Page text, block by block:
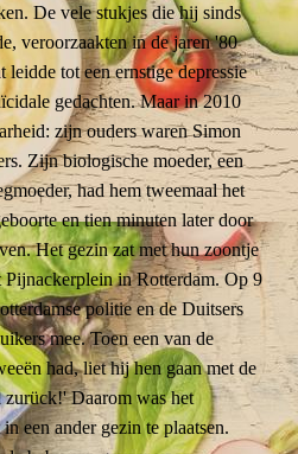
De vele stukjes die hij sinds
veroorzaakten in de jaren '80
tot een ernstige depressie
gedachten. Maar in 2010
zijn ouders waren Simon
Zijn biologische moeder, een
had hem tweemaal het
en tien minuten later door
Het gezin zat met hun zoontje
in Rotterdam. Op 9
politie en de Duitsers
mee. Toen een van de
had, liet hij hen gaan met de
Daarom was het
een ander gezin te plaatsen.